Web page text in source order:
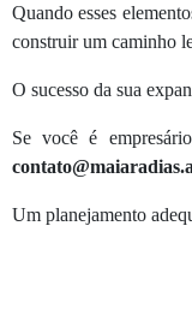
Quando esses
construir um caminho
O sucesso da sua
Se você é
Um planejamento